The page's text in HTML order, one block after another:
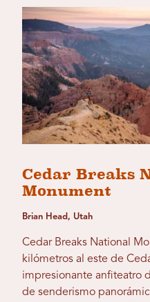
Cedar Breaks
Monument
Brian Head, Utah
Cedar Breaks National
kilómetros al este de
impresionante anfiteatro
de senderismo